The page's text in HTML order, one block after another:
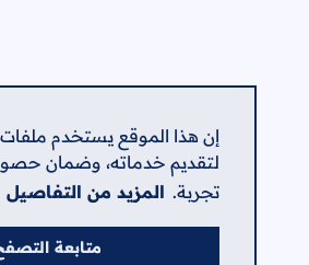
إن هذا الموقع يستخدم ملفات
لتقديم خدماته، وضمان
تجربة. المزيد من التفاصيل
متابعة